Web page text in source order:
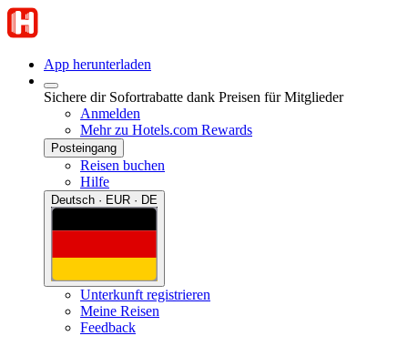
App herunterladen
Sichere dir Sofortrabatte dank Preisen für Mitglieder
Anmelden
Mehr zu Hotels.com Rewards
Posteingang
Reisen buchen
Hilfe
Deutsch · EUR · DE
Unterkunft registrieren
Meine Reisen
Feedback